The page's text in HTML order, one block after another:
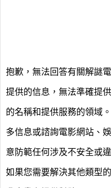
抱歉，無法回答有關解謎
提供的信息，無法準確提
的名稱和提供服務的領域
多信息或諮詢電影網站、
意防範任何涉及不安全或
如果您需要解決其他類型